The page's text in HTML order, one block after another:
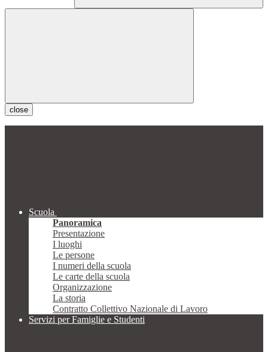
close
Scuola
Panoramica
Presentazione
I luoghi
Le persone
I numeri della scuola
Le carte della scuola
Organizzazione
La storia
Contratto Collettivo Nazionale di Lavoro
Servizi per Famiglie e Studenti